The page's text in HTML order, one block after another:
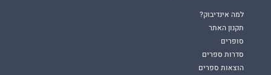
למה אינדיבוק?
תקנון האתר
סופרים
סדרות ספרים
הוצאות ספרים